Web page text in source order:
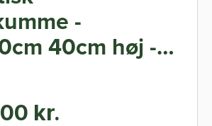
-
40cm høj -
- Med hjul
kr.